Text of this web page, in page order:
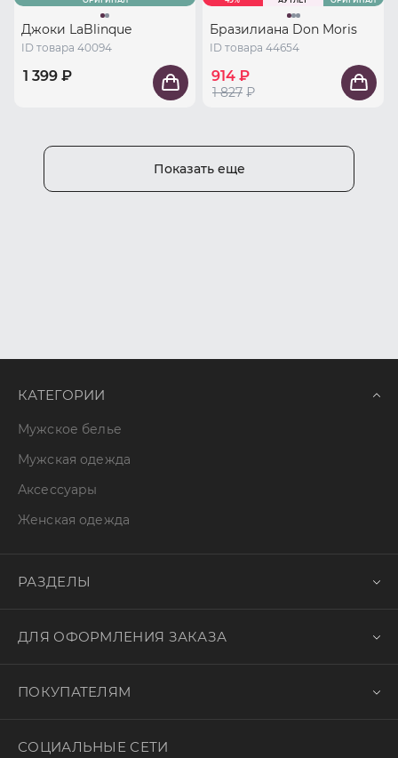
Джоки LaBlinque
ID товара 40094
1 399 ₽
Бразилиана Don Moris
ID товара 44654
914 ₽
1 827 ₽
Показать еще
КАТЕГОРИИ
Мужское белье
Мужская одежда
Аксессуары
Женская одежда
РАЗДЕЛЫ
ДЛЯ ОФОРМЛЕНИЯ ЗАКАЗА
ПОКУПАТЕЛЯМ
СОЦИАЛЬНЫЕ СЕТИ